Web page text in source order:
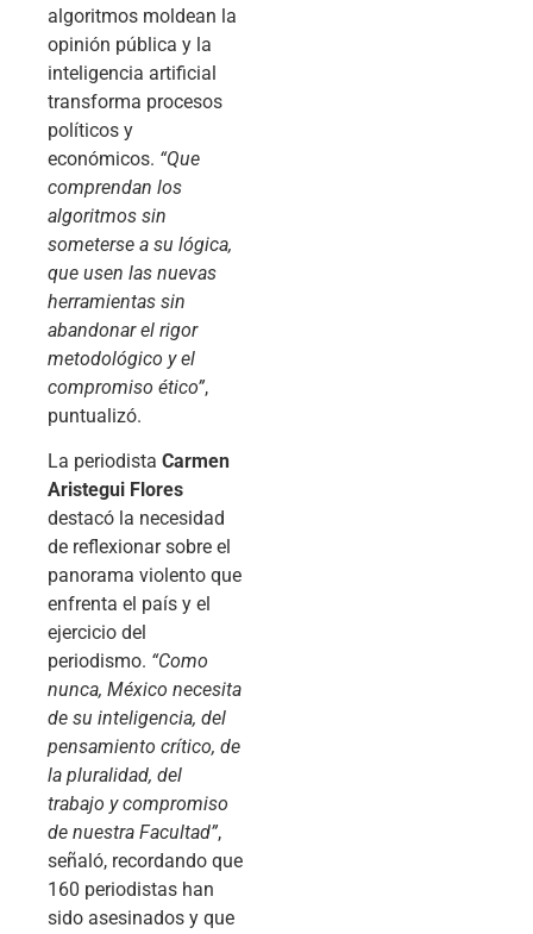
algoritmos moldean la
opinión pública y la
inteligencia artificial
transforma procesos
políticos y
económicos. “Que
comprendan los
algoritmos sin
someterse a su lógica,
que usen las nuevas
herramientas sin
abandonar el rigor
metodológico y el
compromiso ético”,
puntualizó.
La periodista Carmen
Aristegui Flores
destacó la necesidad
de reflexionar sobre el
panorama violento que
enfrenta el país y el
ejercicio del
periodismo. “Como
nunca, México necesita
de su inteligencia, del
pensamiento crítico, de
la pluralidad, del
trabajo y compromiso
de nuestra Facultad”,
señaló, recordando que
160 periodistas han
sido asesinados y que